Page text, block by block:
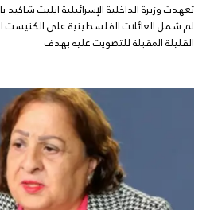
تعهدت وزيرة الداخلية الإسرائيلية ايليت
لم شمل العائلات الفلسطينية على الكنيست
القليلة المقبلة للتصويت عليه بهدف